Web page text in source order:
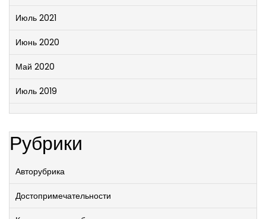
Июль 2021
Июнь 2020
Май 2020
Июль 2019
Рубрики
Авторубрика
Достопримечательности